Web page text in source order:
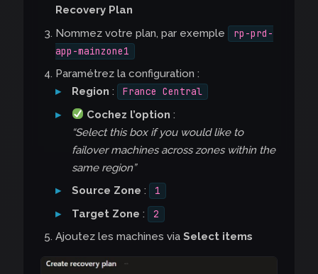
Recovery Plan
Nommez votre plan, par exemple
rp-prd-
app-mainzone1
Paramétrez la configuration :
Region : France Central
Cochez l’option :
“Select this box if you would like to
failover machines across zones within the
same region”
Source Zone : 1
Target Zone : 2
Ajoutez les machines via Select items